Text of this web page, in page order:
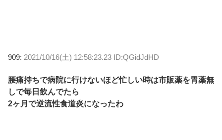
909: 2021/10/16(土) 12:58:23.23 ID:QGidJdHD
腰痛持ちで病院に行けないほど忙しい時は市販薬を胃薬無
しで毎日飲んでたら
2ヶ月で逆流性食道炎になったわ